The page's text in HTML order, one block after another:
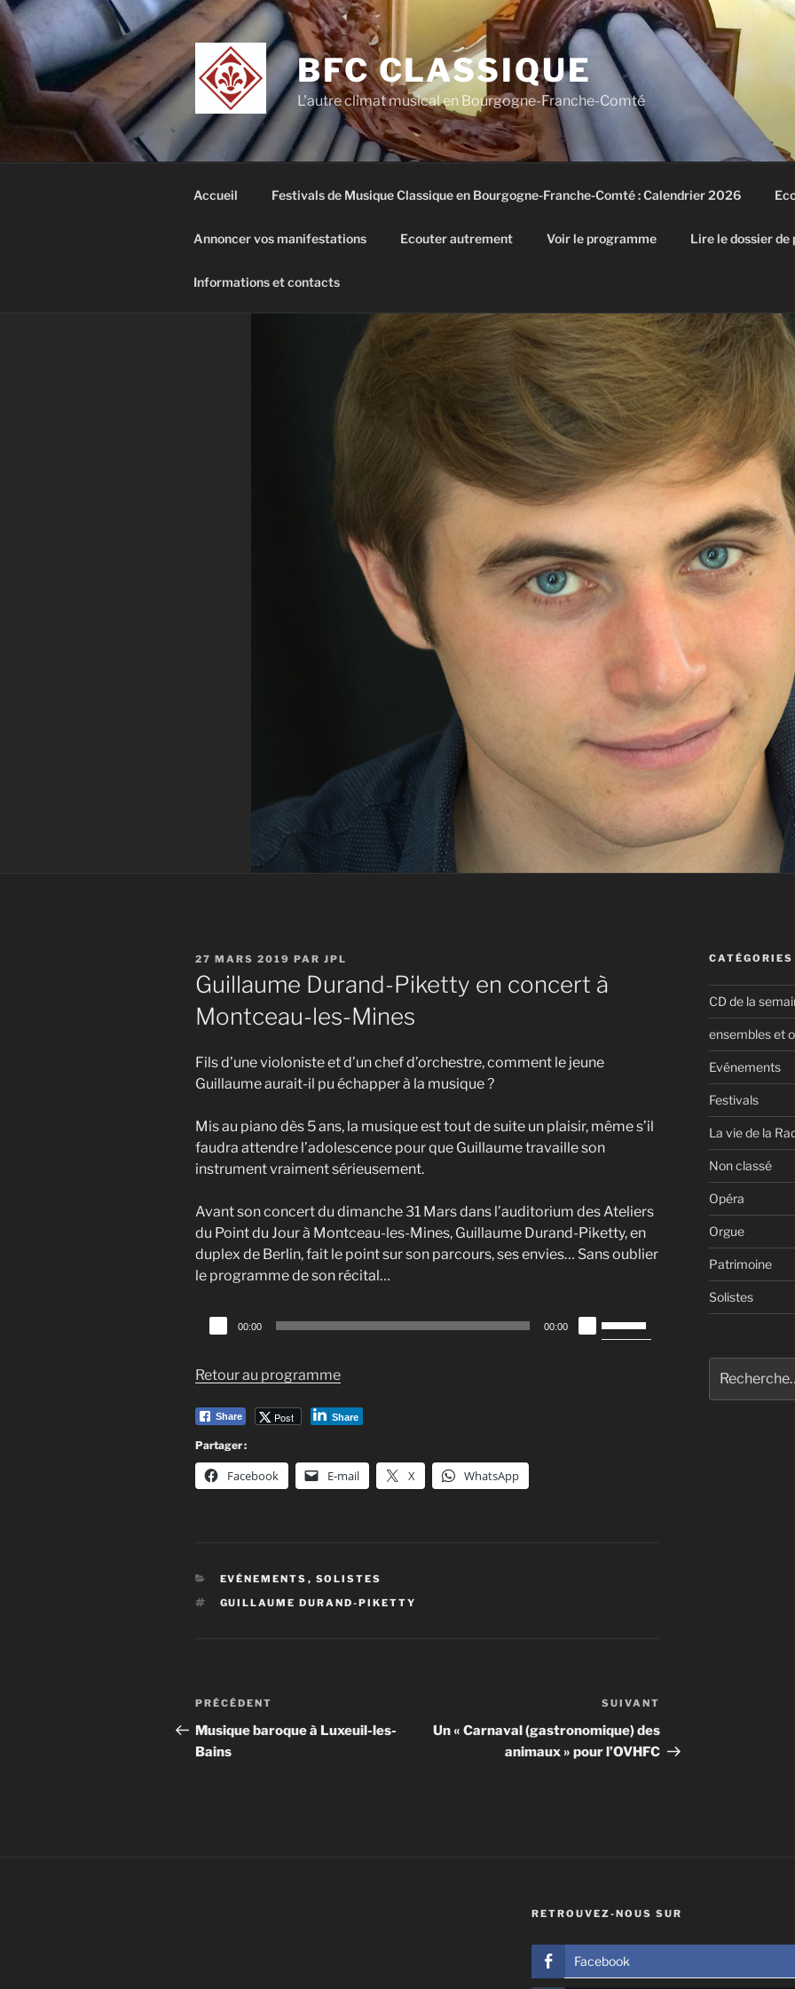
Aller
au
contenu
principal
BFC CLASSIQUE
L'autre climat musical en Bourgogne-Franche-Comté
Accueil Festivals de Musique Classique en Bourgogne-Franche-Comté : Calendrier 2026
Annoncer vos manifestations Ecouter autrement Voir le programme Lire le dossier de
Informations et contacts
PUBLIÉ
LE
27 MARS 2019 PAR JPL
Guillaume Durand-Piketty en concert à
Montceau-les-Mines
Fils d’une violoniste et d’un chef d’orchestre, comment le jeune
Guillaume aurait-il pu échapper à la musique ?
Mis au piano dès 5 ans, la musique est tout de suite un plaisir, même s’il
faudra attendre l’adolescence pour que Guillaume travaille son
instrument vraiment sérieusement.
Avant son concert du dimanche 31 Mars dans l’auditorium des Ateliers
du Point du Jour à Montceau-les-Mines, Guillaume Durand-Piketty, en
duplex de Berlin, fait le point sur son parcours, ses envies… Sans oublier
le programme de son récital…
Lecteur
audio
00:00 00:00
les
Retour au programme
Share Post Share
Partager :
Facebook E-mail X WhatsApp
CATÉGORIES
EVÉNEMENTS , SOLISTES
ÉTIQUETTES
GUILLAUME DURAND-PIKETTY
Navigation
de
l’article
Article
précédent
PRÉCÉDENT
Musique baroque à Luxeuil-les-
Bains
suivant
SUIVANT
Un « Carnaval (gastronomique) des
animaux » pour l’OVHFC
CATÉGORIES
CD de la
ensembles et
Evénements
Festivals
La vie de la
Non classé
Opéra
Orgue
Patrimoine
Solistes
pour
:
RETROUVEZ-NOUS SUR
Facebook